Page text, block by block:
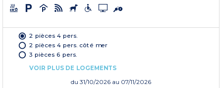
2 pièces 4 pers.
2 pièces 4 pers. côté mer
3 pièces 6 pers.
VOIR PLUS DE LOGEMENTS
du 31/10/2026 au 07/11/2026